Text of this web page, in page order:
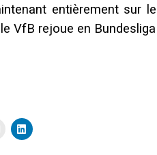
entièrement sur
VfB rejoue en